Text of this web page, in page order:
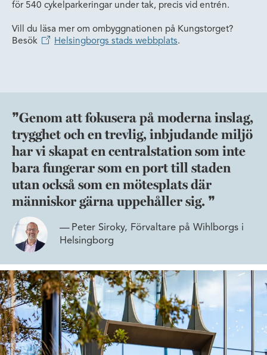
för 540 cykelparkeringar under tak, precis vid entrén.
Vill du läsa mer om ombyggnationen på Kungstorget?
Besök
Helsingborgs stads webbplats.
Genom att fokusera på moderna inslag,
trygghet och en trevlig, inbjudande miljö
har vi skapat en centralstation som inte
bara fungerar som en port till staden
utan också som en mötesplats där
människor gärna uppehåller sig.
Peter Siroky, Förvaltare på Wihlborgs i
Helsingborg